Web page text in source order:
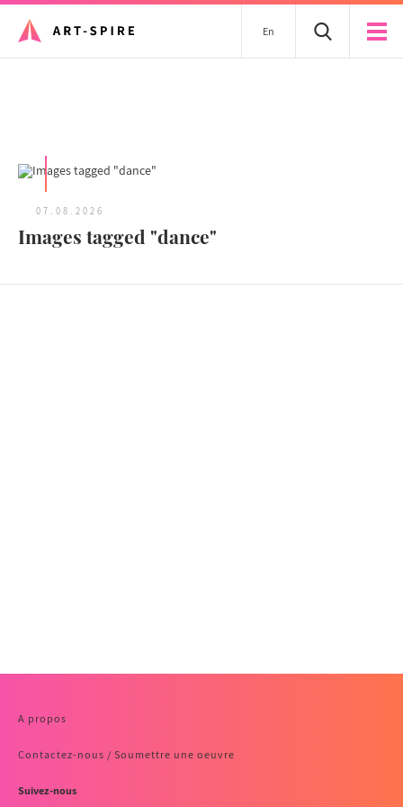
En
07.08.2026
Images tagged "dance"
A propos
Contactez-nous / Soumettre une oeuvre
Suivez-nous